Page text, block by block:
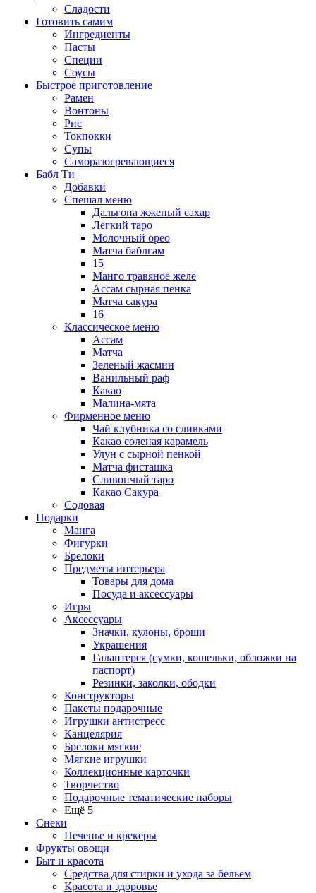
Сладости
Готовить самим
Ингредиенты
Пасты
Специи
Соусы
Быстрое приготовление
Рамен
Вонтоны
Рис
Токпокки
Супы
Саморазогревающиеся
Бабл Ти
Добавки
Спешал меню
Дальгона жженый сахар
Легкий таро
Молочный орео
Матча баблгам
15
Манго травяное желе
Ассам сырная пенка
Матча сакура
16
Классическое меню
Ассам
Матча
Зеленый жасмин
Ванильный раф
Какао
Малина-мята
Фирменное меню
Чай клубника со сливками
Какао соленая карамель
Улун с сырной пенкой
Матча фисташка
Сливончый таро
Какао Сакура
Содовая
Подарки
Манга
Фигурки
Брелоки
Предметы интерьера
Товары для дома
Посуда и аксессуары
Игры
Аксессуары
Значки, кулоны, броши
Украшения
Галантерея (сумки, кошельки, обложки на
паспорт)
Резинки, заколки, ободки
Конструкторы
Пакеты подарочные
Игрушки антистресс
Канцелярия
Брелоки мягкие
Мягкие игрушки
Коллекционные карточки
Творчество
Подарочные тематические наборы
Ещё 5
Снеки
Печенье и крекеры
Фрукты овощи
Быт и красота
Средства для стирки и ухода за бельем
Красота и здоровье